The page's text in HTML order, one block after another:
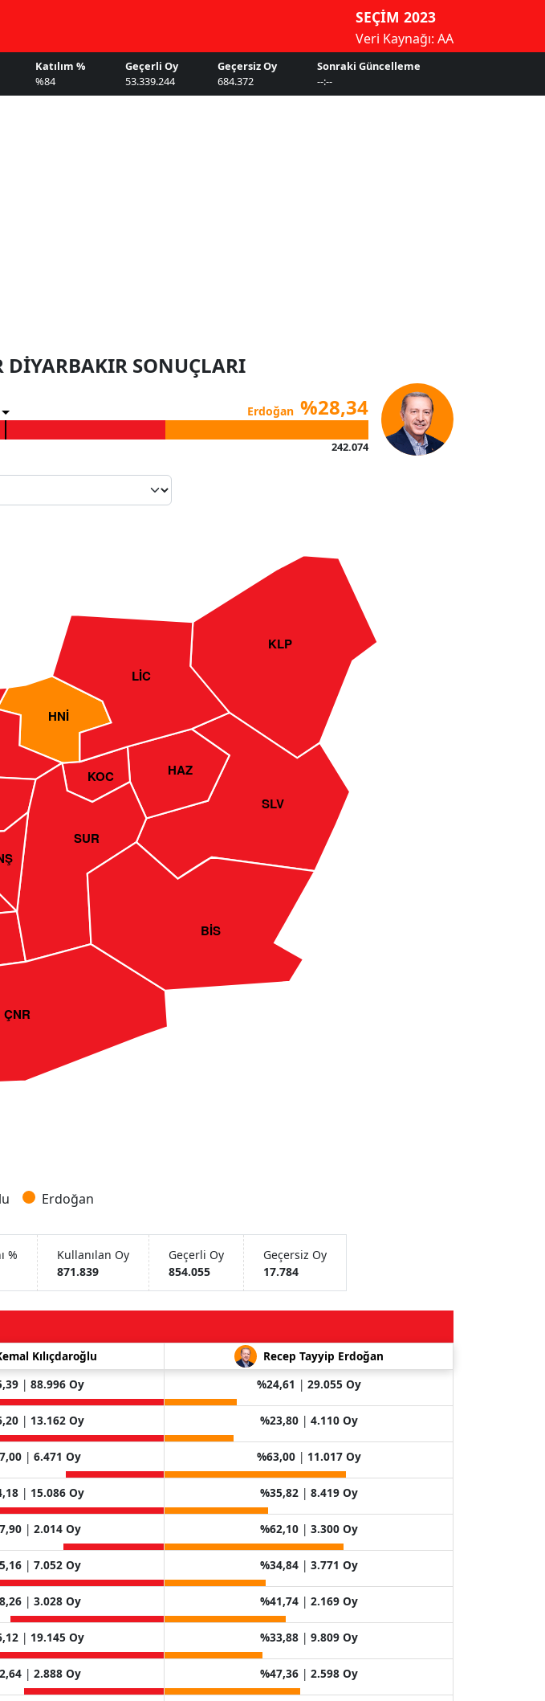
SEÇİM 2023
Veri Kaynağı: AA
Katılım %
%84
Geçerli Oy
53.339.244
Geçersiz Oy
684.372
Sonraki Güncelleme
--:--
SONUÇLARI
Erdoğan %28,34
242.074
KLP
SLV
HAZ
KOC
HNİ
SUR
ÇNR
BİS
LİC
Erdoğan
%
Kullanılan Oy
871.839
Geçerli Oy
854.055
Geçersiz Oy
17.784
Kılıçdaroğlu Recep Tayyip Erdoğan
| 88.996 Oy %24,61 | 29.055 Oy
| 13.162 Oy %23,80| 4.110 Oy
| 6.471 Oy %63,00| 11.017 Oy
| 15.086 Oy %35,82| 8.419 Oy
| 2.014 Oy %62,10| 3.300 Oy
| 7.052 Oy %34,84| 3.771 Oy
| 3.028 Oy %41,74| 2.169 Oy
| 19.145 Oy %33,88| 9.809 Oy
| 2.888 Oy %47,36| 2.598 Oy